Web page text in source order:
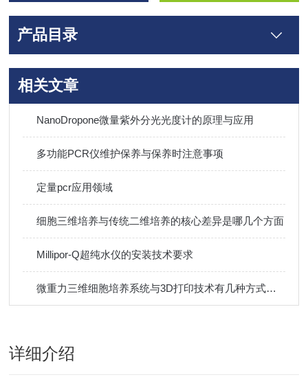
产品目录
相关文章
NanoDropone微量紫外分光光度计的原理与应用
多功能PCR仪维护保养与保养时注意事项
定量pcr应用领域
细胞三维培养与传统二维培养的核心差异是哪几个方面
Millipor-Q超纯水仪的安装技术要求
微重力三维细胞培养系统与3D打印技术有几种方式结合
详细介绍